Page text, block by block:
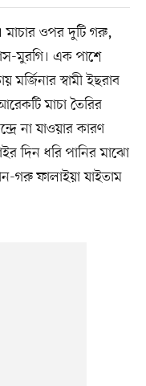
মাচার ওপর দুটি গরু,
মুরগি। এক পাশে
মর্জিনার স্বামী ইছরাব
মাচা তৈরির
না যাওয়ার কারণ
দিন ধরি পানির মাঝো
গরু ফালাইয়া যাইতাম